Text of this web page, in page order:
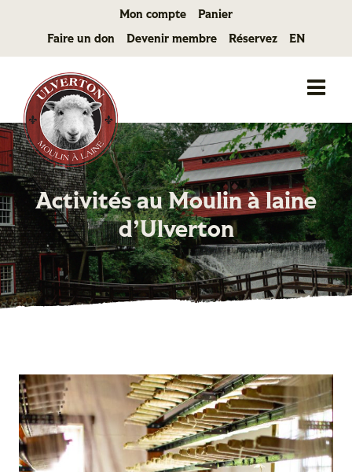
Mon compte Panier
Faire un don Devenir membre Réservez EN
Activités au Moulin à laine
d’Ulverton